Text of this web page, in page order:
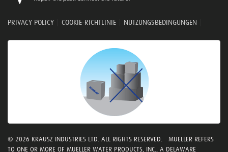
PRIVACY POLICY COOKIE-RICHTLINIE NUTZUNGSBEDINGUNGEN
© 2026 KRAUSZ INDUSTRIES LTD. ALL RIGHTS RESERVED. MUELLER REFERS
TO ONE OR MORE OF MUELLER WATER PRODUCTS, INC., A DELAWARE